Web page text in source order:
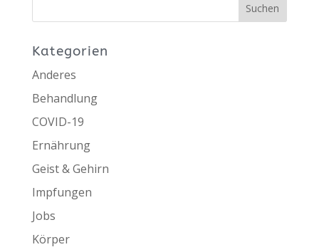
Kategorien
Anderes
Behandlung
COVID-19
Ernährung
Geist & Gehirn
Impfungen
Jobs
Körper